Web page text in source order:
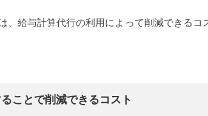
、給与計算代行の利用によって削減できるコ
ことで削減できるコスト